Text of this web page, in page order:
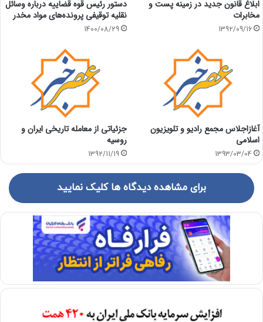
ابلاغ قانون جدید در زمینه پست و
مخابرات
1392/09/16
دستور رئیس قوه قضاییه درباره وسائل
نقلیه توقیفی پرونده‌های مواد مخدر
1400/08/29
آغازاجلاس مجمع رادیو و تلویزیون
اسلامی
1393/03/04
جزئیاتی از معامله تاریخی ایران و
روسیه
1392/11/19
برای مشاهده دیدگاه ها کلیک نمایید